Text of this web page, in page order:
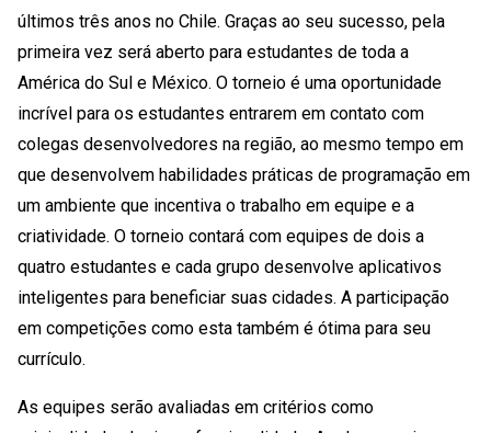
últimos três anos no Chile. Graças ao seu sucesso, pela
primeira vez será aberto para estudantes de toda a
América do Sul e México. O torneio é uma oportunidade
incrível para os estudantes entrarem em contato com
colegas desenvolvedores na região, ao mesmo tempo em
que desenvolvem habilidades práticas de programação em
um ambiente que incentiva o trabalho em equipe e a
criatividade. O torneio contará com equipes de dois a
quatro estudantes e cada grupo desenvolve aplicativos
inteligentes para beneficiar suas cidades. A participação
em competições como esta também é ótima para seu
currículo.
As equipes serão avaliadas em critérios como